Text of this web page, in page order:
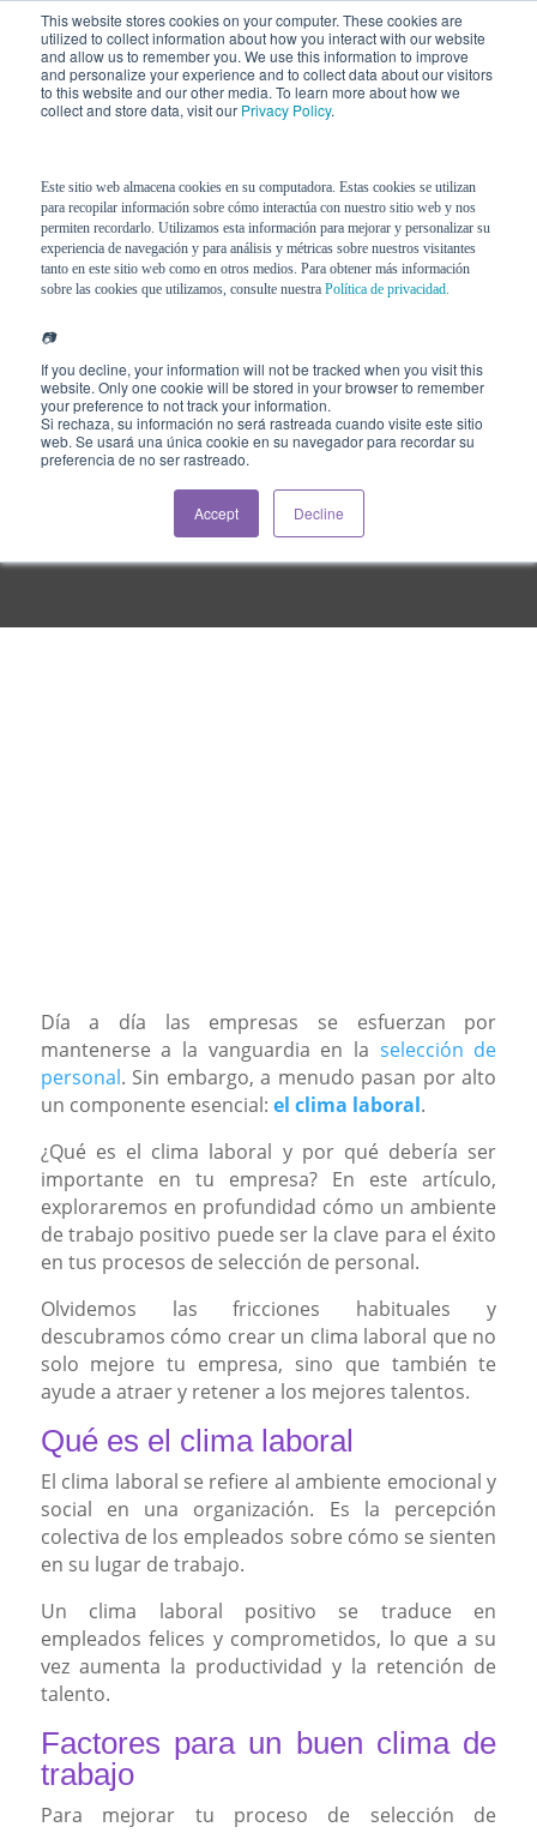
This website stores cookies on your computer. These cookies are
utilized to collect information about how you interact with our website
and allow us to remember you. We use this information to improve
and personalize your experience and to collect data about our visitors
to this website and our other media. To learn more about how we
collect and store data, visit our Privacy Policy.
Este sitio web almacena cookies en su computadora. Estas cookies se utilizan
para recopilar información sobre cómo interactúa con nuestro sitio web y nos
permiten recordarlo. Utilizamos esta información para mejorar y personalizar su
experiencia de navegación y para análisis y métricas sobre nuestros visitantes
tanto en este sitio web como en otros medios. Para obtener más información
sobre las cookies que utilizamos, consulte nuestra Política de privacidad.
📷
If you decline, your information will not be tracked when you visit this
website. Only one cookie will be stored in your browser to remember
your preference to not track your information.
Si rechaza, su información no será rastreada cuando visite este sitio
web. Se usará una única cookie en su navegador para recordar su
preferencia de no ser rastreado.
Accept Decline
Día a día las empresas se esfuerzan por
mantenerse a la vanguardia en la selección de
personal. Sin embargo, a menudo pasan por alto
un componente esencial: el clima laboral.
¿Qué es el clima laboral y por qué debería ser
importante en tu empresa? En este artículo,
exploraremos en profundidad cómo un ambiente
de trabajo positivo puede ser la clave para el éxito
en tus procesos de selección de personal.
Olvidemos las fricciones habituales y
descubramos cómo crear un clima laboral que no
solo mejore tu empresa, sino que también te
ayude a atraer y retener a los mejores talentos.
Qué es el clima laboral
El clima laboral se refiere al ambiente emocional y
social en una organización. Es la percepción
colectiva de los empleados sobre cómo se sienten
en su lugar de trabajo.
Un clima laboral positivo se traduce en
empleados felices y comprometidos, lo que a su
vez aumenta la productividad y la retención de
talento.
Factores para un buen clima de
trabajo
Para mejorar tu proceso de selección de